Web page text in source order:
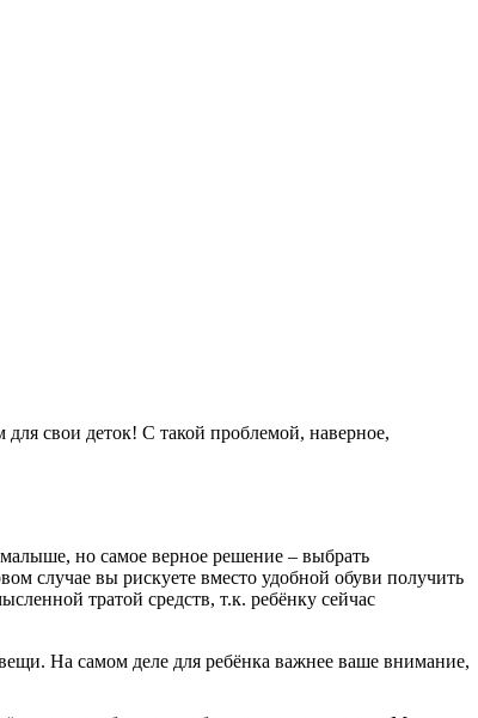
свои деток! С такой проблемой, наверное,
но самое верное решение – выбрать
случае вы рискуете вместо удобной обуви получить
тратой средств, т.к. ребёнку сейчас
На самом деле для ребёнка важнее ваше внимание,